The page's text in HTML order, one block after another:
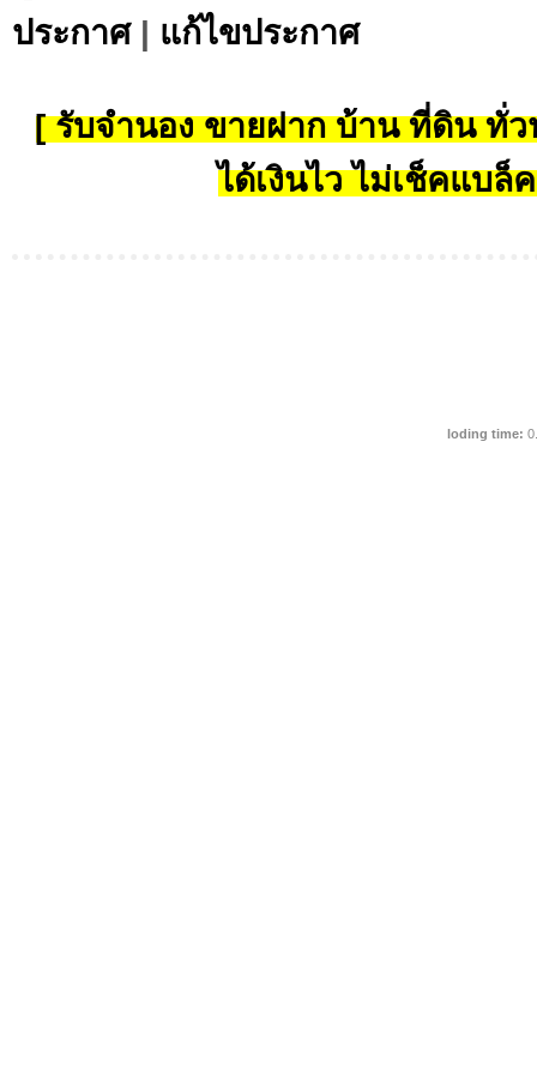
ประกาศ| แก้ไขประกาศ
[ รับจำนอง ขายฝาก บ้าน ที่ดิน ทั่ว
ได้เงินไว ไม่เช็คแบล็
loding time: